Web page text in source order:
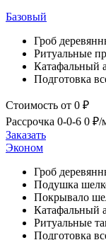
Базовый
Гроб
Ритуальные
Катафальный
Подготовка
Стоимость от 0 ₽
Рассрочка 0-0-6 0 ₽/
Заказать
Эконом
Гроб
Подушка
Покрывало
Катафальный
Ритуальные
Подготовка